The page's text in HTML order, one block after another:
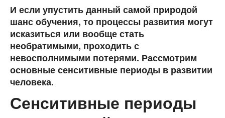
И если упустить данный самой природой
шанс обучения, то процессы развития могут
исказиться или вообще стать
необратимыми, проходить с
невосполнимыми потерями. Рассмотрим
основные сенситивные периоды в развитии
человека.
Сенситивные периоды